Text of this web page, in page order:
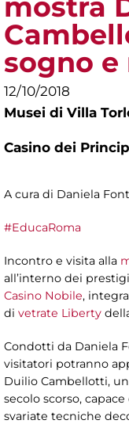
sogno e
12/10/2018
Musei di Villa
Casino dei
A cura di Daniela
#EducaRoma
Incontro e visita alla
all’interno dei
Casino Nobile,
di vetrate Liberty
Condotti da Daniela
visitatori potranno
Duilio Cambellotti,
secolo scorso,
svariate tecniche